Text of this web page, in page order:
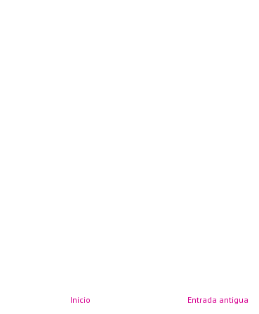
Entrada antigua
Inicio